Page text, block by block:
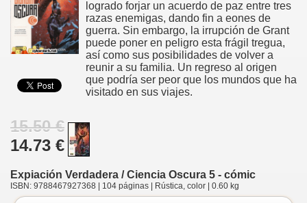
logrado forjar un acuerdo de paz entre tres
razas enemigas, dando fin a eones de
guerra. Sin embargo, la irrupción de Grant
puede poner en peligro esta frágil tregua,
así como sus posibilidades de volver a
reunir a su familia. Un regreso al origen
que podría ser peor que los mundos que ha
visitado en sus viajes.
15.50 €
14.73 €
Expiación Verdadera / Ciencia Oscura 5 - cómic
ISBN: 9788467927368 | 104 páginas | Rústica, color | 0.60 kg